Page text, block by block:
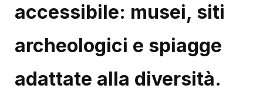
accessibile: musei, siti
archeologici e spiagge
adattate alla diversità.